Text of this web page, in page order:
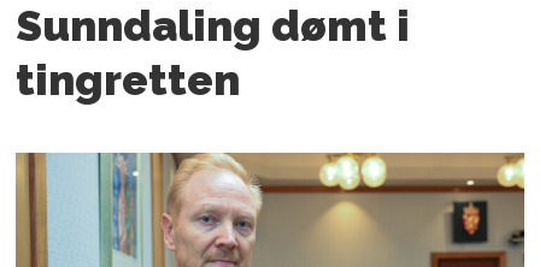
Sunndaling dømt i
tingretten